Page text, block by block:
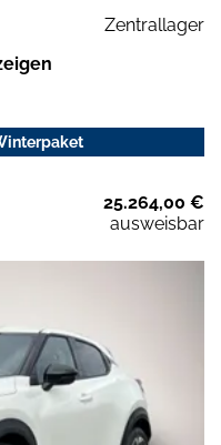
Zentrallager
25.264,00 €
ausweisbar